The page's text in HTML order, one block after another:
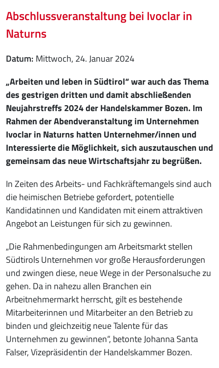
Abschlussveranstaltung bei Ivoclar in
Naturns
Datum Mittwoch, 24. Januar 2024
„Arbeiten und leben in Südtirol“ war auch das Thema
des gestrigen dritten und damit abschließenden
Neujahrstreffs 2024 der Handelskammer Bozen. Im
Rahmen der Abendveranstaltung im Unternehmen
Ivoclar in Naturns hatten Unternehmer/innen und
Interessierte die Möglichkeit, sich auszutauschen und
gemeinsam das neue Wirtschaftsjahr zu begrüßen.
In Zeiten des Arbeits- und Fachkräftemangels sind auch
die heimischen Betriebe gefordert, potentielle
Kandidatinnen und Kandidaten mit einem attraktiven
Angebot an Leistungen für sich zu gewinnen.
„Die Rahmenbedingungen am Arbeitsmarkt stellen
Südtirols Unternehmen vor große Herausforderungen
und zwingen diese, neue Wege in der Personalsuche zu
gehen. Da in nahezu allen Branchen ein
Arbeitnehmermarkt herrscht, gilt es bestehende
Mitarbeiterinnen und Mitarbeiter an den Betrieb zu
binden und gleichzeitig neue Talente für das
Unternehmen zu gewinnen“, betonte Johanna Santa
Falser, Vizepräsidentin der Handelskammer Bozen.